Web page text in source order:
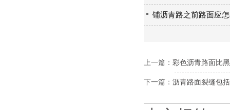
铺沥青路之前路面应
上一篇： 彩色沥青路面比
下一篇： 沥青路面裂缝包